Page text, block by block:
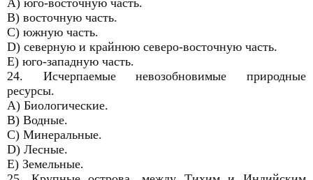
A) юго-восточную часть.
B) восточную часть.
C) южную часть.
D) северную и крайнюю северо-восточную часть.
E) юго-западную часть.
24. Исчерпаемые невозобновимые природные
ресурсы.
A) Биологические.
B) Водные.
C) Минеральные.
D) Лесные.
E) Земельные.